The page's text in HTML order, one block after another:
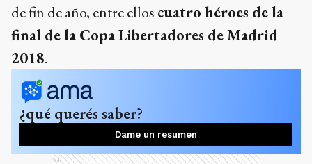
de fin de año, entre ellos cuatro héroes de la
final de la Copa Libertadores de Madrid
2018.
¿qué querés saber?
Dame un resumen
Ads